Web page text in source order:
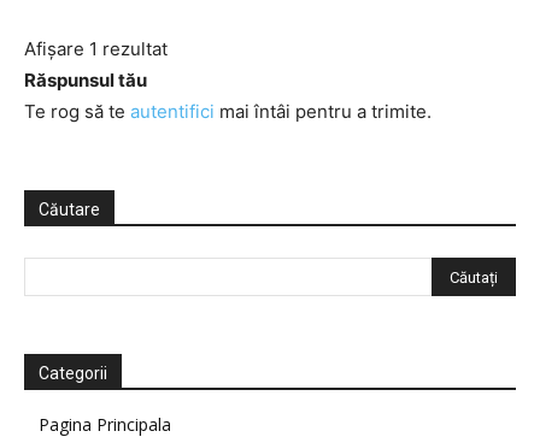
Afișare 1 rezultat
Răspunsul tău
Te rog să te autentifici mai întâi pentru a trimite.
Căutare
Categorii
Pagina Principala